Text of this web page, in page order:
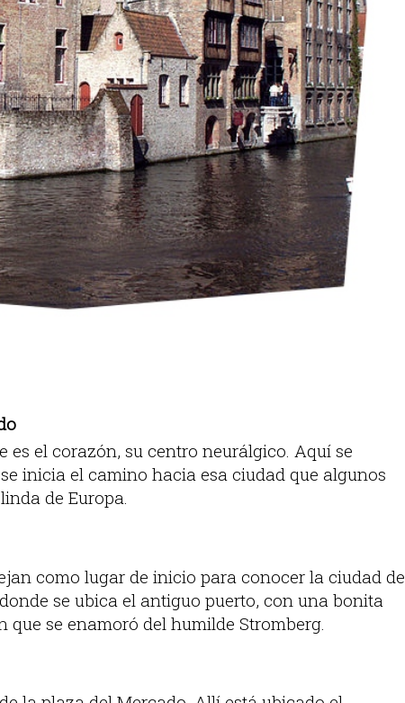
es el corazón, su centro neurálgico. Aquí se
inicia el camino hacia esa ciudad que algunos
de Europa.
como lugar de inicio para conocer la ciudad de
se ubica el antiguo puerto, con una bonita
se enamoró del humilde Stromberg.